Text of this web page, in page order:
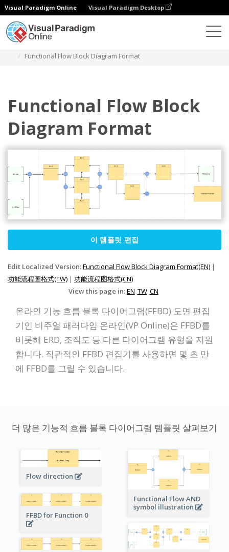
Visual Paradigm Online Visual Paradigm Desktop
Functional Flow Block Diagram Format
Functional Flow Block
Diagram Format
이 템플릿 편집
Edit Localized Version:Functional Flow Block Diagram Format(EN) |
功能流程圖格式(TW) | 功能流程图格式(CN)
View this page in:EN TW CN
온라인 기능 흐름 블록 다이어그램(FFBD) 도면 편집
기인 비주얼 패러다임 온라인(VP Online)은 FFBD를
비롯해 ERD, 조직도 등 다른 다이어그램 유형을 지원
합니다. 직관적인 FFBD 편집기를 사용하면 몇 초 만
에 FFBD를 그릴 수 있습니다.
더 많은 기능적 흐름 블록 다이어그램 템플릿 살펴보기
Flow direction
Functional Flow AND
symbol illustration
FFBD for Function 0